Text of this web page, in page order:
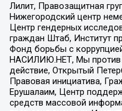
Лилит, Правозащитная
Нижегородский центр
Центр гендерных
граждан Штаб, Институт
Фонд борьбы с
НАСИЛИЮ.НЕТ, Мы против
действие, Открытый
Правовая инициатива,
Ерушалаим, Центр
средств массовой